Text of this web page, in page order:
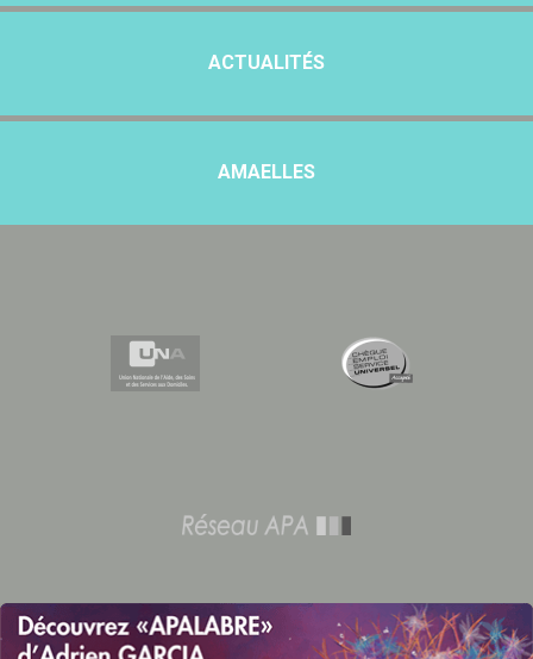
ACTUALITÉS
AMAELLES